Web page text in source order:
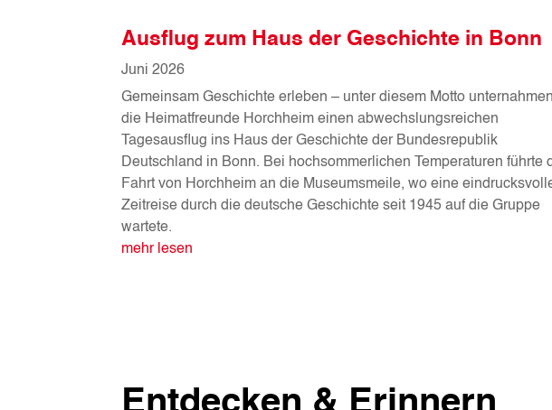
Ausflug zum Haus der Geschichte in Bonn
Juni 2026
Gemeinsam Geschichte erleben – unter diesem Motto unternahmen
die Heimatfreunde Horchheim einen abwechslungsreichen
Tagesausflug ins Haus der Geschichte der Bundesrepublik
Deutschland in Bonn. Bei hochsommerlichen Temperaturen führte
Fahrt von Horchheim an die Museumsmeile, wo eine
Zeitreise durch die deutsche Geschichte seit 1945 auf die Gruppe
wartete.
mehr lesen